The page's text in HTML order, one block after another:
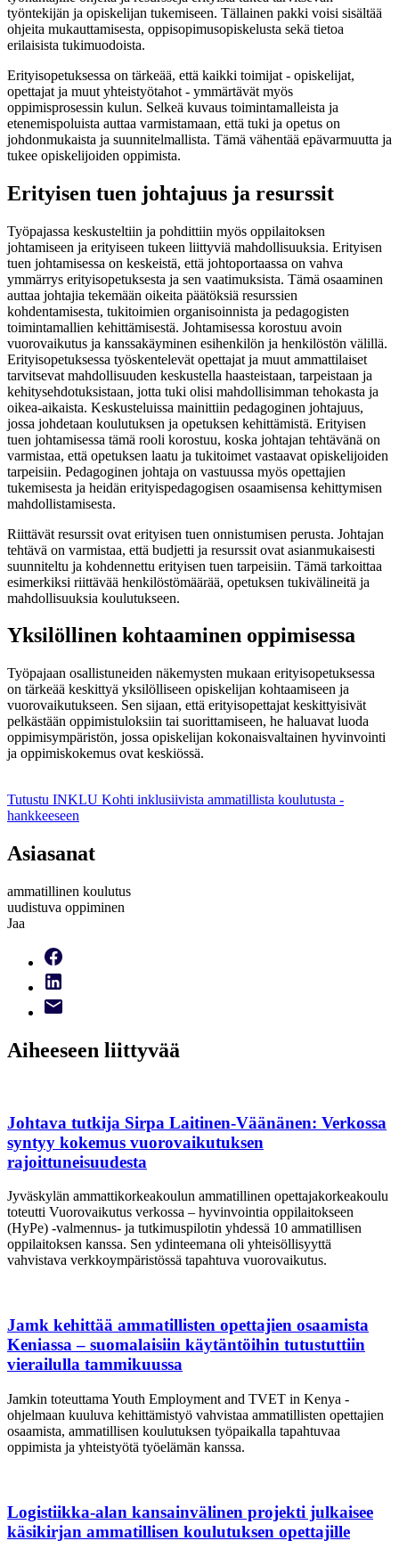
työntekijän ja opiskelijan tukemiseen. Tällainen pakki voisi sisältää
ohjeita mukauttamisesta, oppisopimusopiskelusta sekä tietoa
erilaisista tukimuodoista.
Erityisopetuksessa on tärkeää, että kaikki toimijat - opiskelijat,
opettajat ja muut yhteistyötahot - ymmärtävät myös
oppimisprosessin kulun. Selkeä kuvaus toimintamalleista ja
etenemispoluista auttaa varmistamaan, että tuki ja opetus on
johdonmukaista ja suunnitelmallista. Tämä vähentää epävarmuutta ja
tukee opiskelijoiden oppimista.
Erityisen tuen johtajuus ja resurssit
Työpajassa keskusteltiin ja pohdittiin myös oppilaitoksen
johtamiseen ja erityiseen tukeen liittyviä mahdollisuuksia. Erityisen
tuen johtamisessa on keskeistä, että johtoportaassa on vahva
ymmärrys erityisopetuksesta ja sen vaatimuksista. Tämä osaaminen
auttaa johtajia tekemään oikeita päätöksiä resurssien
kohdentamisesta, tukitoimien organisoinnista ja pedagogisten
toimintamallien kehittämisestä. Johtamisessa korostuu avoin
vuorovaikutus ja kanssakäyminen esihenkilön ja henkilöstön välillä.
Erityisopetuksessa työskentelevät opettajat ja muut ammattilaiset
tarvitsevat mahdollisuuden keskustella haasteistaan, tarpeistaan ja
kehitysehdotuksistaan, jotta tuki olisi mahdollisimman tehokasta ja
oikea-aikaista. Keskusteluissa mainittiin pedagoginen johtajuus,
jossa johdetaan koulutuksen ja opetuksen kehittämistä. Erityisen
tuen johtamisessa tämä rooli korostuu, koska johtajan tehtävänä on
varmistaa, että opetuksen laatu ja tukitoimet vastaavat opiskelijoiden
tarpeisiin. Pedagoginen johtaja on vastuussa myös opettajien
tukemisesta ja heidän erityispedagogisen osaamisensa kehittymisen
mahdollistamisesta.
Riittävät resurssit ovat erityisen tuen onnistumisen perusta. Johtajan
tehtävä on varmistaa, että budjetti ja resurssit ovat asianmukaisesti
suunniteltu ja kohdennettu erityisen tuen tarpeisiin. Tämä tarkoittaa
esimerkiksi riittävää henkilöstömäärää, opetuksen tukivälineitä ja
mahdollisuuksia koulutukseen.
Yksilöllinen kohtaaminen oppimisessa
Työpajaan osallistuneiden näkemysten mukaan erityisopetuksessa
on tärkeää keskittyä yksilölliseen opiskelijan kohtaamiseen ja
vuorovaikutukseen. Sen sijaan, että erityisopettajat keskittyisivät
pelkästään oppimistuloksiin tai suorittamiseen, he haluavat luoda
oppimisympäristön, jossa opiskelijan kokonaisvaltainen hyvinvointi
ja oppimiskokemus ovat keskiössä.
Tutustu INKLU Kohti inklusiivista ammatillista koulutusta -
hankkeeseen
Asiasanat
ammatillinen koulutus
uudistuva oppiminen
Jaa
Aiheeseen liittyvää
Johtava tutkija Sirpa Laitinen-Väänänen: Verkossa
syntyy kokemus vuorovaikutuksen
rajoittuneisuudesta
Jyväskylän ammattikorkeakoulun ammatillinen opettajakorkeakoulu
toteutti Vuorovaikutus verkossa – hyvinvointia oppilaitokseen
(HyPe) -valmennus- ja tutkimuspilotin yhdessä 10 ammatillisen
oppilaitoksen kanssa. Sen ydinteemana oli yhteisöllisyyttä
vahvistava verkkoympäristössä tapahtuva vuorovaikutus.
Jamk kehittää ammatillisten opettajien osaamista
Keniassa – suomalaisiin käytäntöihin tutustuttiin
vierailulla tammikuussa
Jamkin toteuttama Youth Employment and TVET in Kenya -
ohjelmaan kuuluva kehittämistyö vahvistaa ammatillisten opettajien
osaamista, ammatillisen koulutuksen työpaikalla tapahtuvaa
oppimista ja yhteistyötä työelämän kanssa.
Logistiikka-alan kansainvälinen projekti julkaisee
käsikirjan ammatillisen koulutuksen opettajille